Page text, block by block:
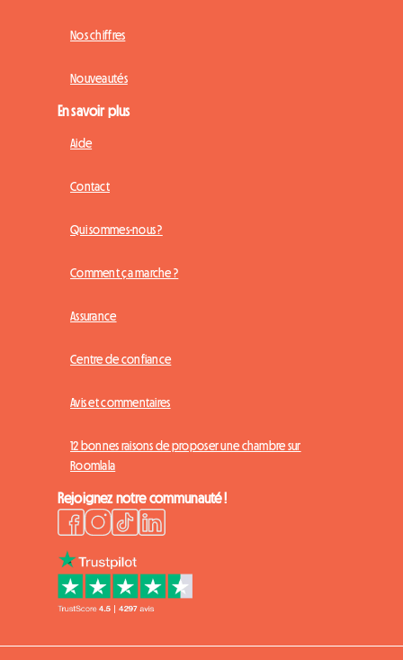
Nos chiffres
Nouveautés
En savoir plus
Aide
Contact
Qui sommes-nous ?
Comment ça marche ?
Assurance
Centre de confiance
Avis et commentaires
12 bonnes raisons de proposer une chambre sur
Roomlala
Rejoignez notre communauté !